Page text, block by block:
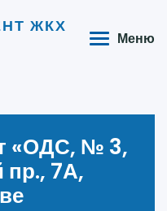
ЖКХ
Меню
«‎ОДС, № 3,
пр., 7А,